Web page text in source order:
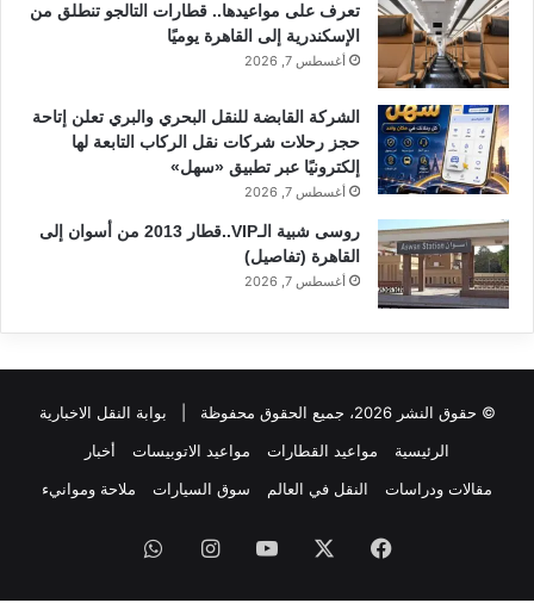
تعرف على مواعيدها.. قطارات التالجو تنطلق من
الإسكندرية إلى القاهرة يوميًا
أغسطس 7, 2026
الشركة القابضة للنقل البحري والبري تعلن إتاحة
حجز رحلات شركات نقل الركاب التابعة لها
إلكترونيًا عبر تطبيق «سهل»
أغسطس 7, 2026
روسى شبية الـVIP..قطار 2013 من أسوان إلى
القاهرة (تفاصيل)
أغسطس 7, 2026
© حقوق النشر 2026، جميع الحقوق محفوظة |
بوابة النقل الاخبارية
الرئيسية
مواعيد القطارات مواعيد الاتوبيسات
أخبار
مقالات ودراسات
النقل في العالم سوق السيارات ملاحة وموانيء
فيسبوك ‫YouTubeانستقرام